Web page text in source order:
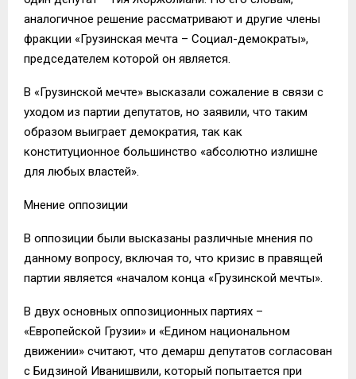
аналогичное решение рассматривают и другие члены
фракции «Грузинская мечта – Социал-демократы»,
председателем которой он является.
В «Грузинской мечте» высказали сожаление в связи с
уходом из партии депутатов, но заявили, что таким
образом выиграет демократия, так как
конституционное большинство «абсолютно излишне
для любых властей».
Мнение оппозиции
В оппозиции были высказаны различные мнения по
данному вопросу, включая то, что кризис в правящей
партии является «началом конца «Грузинской мечты».
В двух основных оппозиционных партиях –
«Европейской Грузии» и «Едином национальном
движении» считают, что демарш депутатов согласован
с Бидзиной Иванишвили, который попытается при